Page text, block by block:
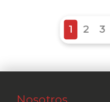
1 2 3